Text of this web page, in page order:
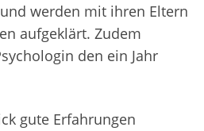
werden mit ihren Eltern
aufgeklärt. Zudem
den ein Jahr
gute Erfahrungen